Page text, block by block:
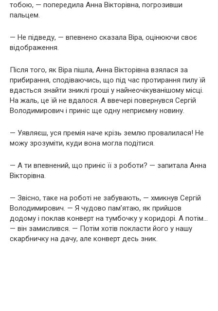
тобою, — попередила Анна Вікторівна, погрозивши
пальцем.
— Не підведу, — впевнено сказала Віра, оцінюючи своє
відображення.
Після того, як Віра пішла, Анна Вікторівна взялася за
прибирання, сподіваючись, що під час протирання пилу їй
вдасться знайти зниклі гроші у найнеочікуванішому місці.
На жаль, це їй не вдалося. А ввечері повернувся Сергій
Володимирович і приніс ще одну неприємну новину.
— Уявляєш, уся премія наче крізь землю провалилася! Не
можу зрозуміти, куди вона могла подітися.
— А ти впевнений, що приніс її з роботи? — запитала Анна
Вікторівна.
— Звісно, таке на роботі не забувають, — хмикнув Сергій
Володимирович. — Я чудово пам’ятаю, як прийшов
додому і поклав конверт на тумбочку у коридорі. А потім…
— він замислився. — Потім хотів покласти його у нашу
скарбничку на дачу, але конверт десь зник.